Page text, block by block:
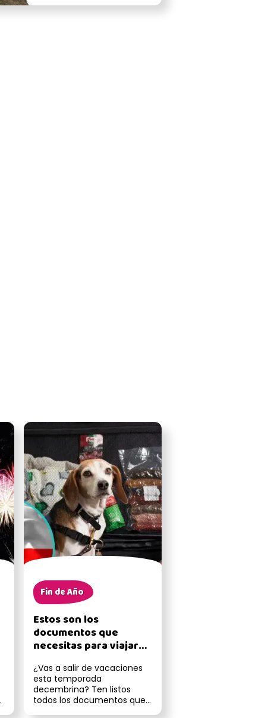
Fin de Año
Estos son los
documentos que
necesitas para viajar
de Chile
¿Vas a salir de vacaciones
esta temporada
decembrina? Ten listos
todos los documentos que